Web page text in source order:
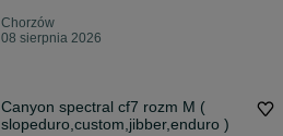
Chorzów
08 sierpnia 2026
Canyon spectral cf7 rozm M (
slopeduro,custom,jibber,enduro )